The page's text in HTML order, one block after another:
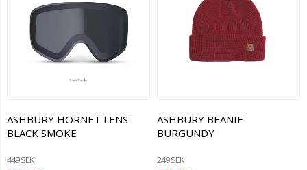
ASHBURY HORNET LENS
BLACK SMOKE
449 SEK
ASHBURY BEANIE
BURGUNDY
249 SEK